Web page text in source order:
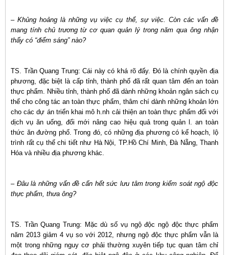
– Khủng hoảng là những vụ việc cụ thể, sự việc. Còn các vấn đề
mang tính chủ trương từ cơ quan quản lý trong năm qua ông nhận
thấy có “điểm sáng” nào?
TS. Trần Quang Trung: Cái này có khá rõ đấy. Đó là chính quyền địa
phương, đặc biệt là cấp tỉnh, thành phố đã rất quan tâm đến an toàn
thực phẩm. Nhiều tỉnh, thành phố đã dành những khoản ngân sách cụ
thể cho công tác an toàn thực phẩm, thâm chí dành những khoản lớn
cho các dự án triển khai mô h.nh cải thiện an toàn thực phẩm đối với
dịch vụ ăn uống, đổi mới nâng cao hiệu quả trong quản l. an toàn
thức ăn đường phố. Trong đó, có những địa phương có kế hoạch, lộ
trình rất cụ thể chi tiết như Hà Nội, TP.Hồ Chí Minh, Đà Nẵng, Thanh
Hóa và nhiều địa phương khác.
– Đâu là những vấn đề cấn hết sức lưu tâm trong kiểm soát ngộ độc
thực phẩm, thưa ông?
TS. Trần Quang Trung: Mặc dù số vụ ngộ độc ngộ độc thực phẩm
năm 2013 giảm 4 vụ so với 2012, nhưng ngộ độc thực phẩm vẫn là
một trong những nguy cơ phải thường xuyên tiếp tục quan tâm chỉ